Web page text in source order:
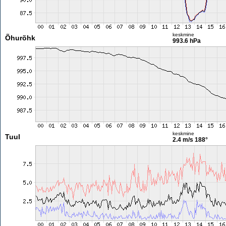
Õhurõhk keskmine
993.6 hPa
Tuul keskmine
2.4 m/s 188°